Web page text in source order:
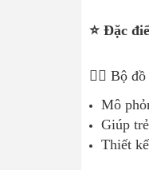
⭐ Đặc
👨‍⚕️ Bộ
Mô
Giúp
Thiết